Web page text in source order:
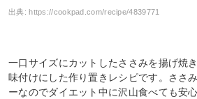
出典:https://cookpad.com/recipe/4839771
一口サイズにカットしたささみを揚げ焼
味付けにした作り置きレシピです。ささ
ーなのでダイエット中に沢山食べても安